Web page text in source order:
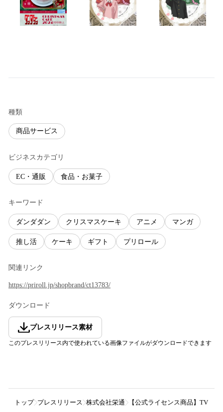
種類
商品サービス
ビジネスカテゴリ
EC・通販 食品・お菓子
キーワード
ダンダダン クリスマスケーキ アニメ マンガ
推し活 ケーキ ギフト プリロール
関連リンク
https://priroll.jp/shopbrand/ct13783/
ダウンロード
プレスリリース素材
このプレスリリース内で使われている画像ファイルがダウンロードできます
トップ プレスリリース 株式会社栄通 【公式ライセンス商品】TVア